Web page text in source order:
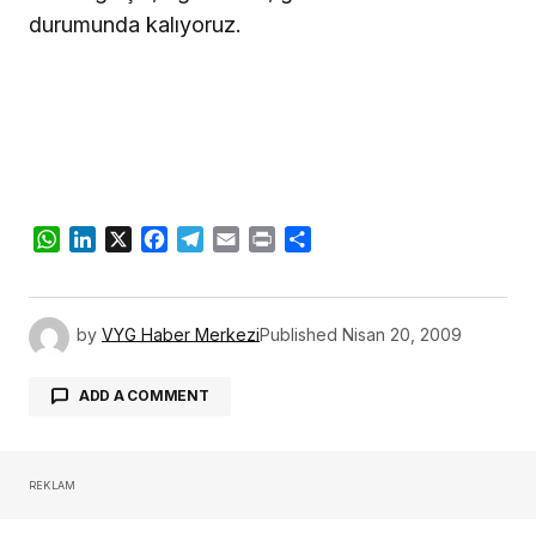
durumunda kalıyoruz.
WhatsApp
LinkedIn
X Facebook
Telegram
Email Print
by VYG Haber MerkeziPublished Nisan 20, 2009
ADD A COMMENT
REKLAM